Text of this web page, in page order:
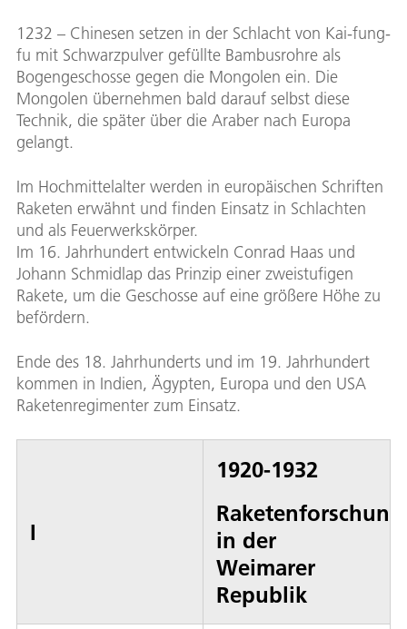
auf
1232 – Chinesen setzen in der Schlacht von Kai-fung-
fu mit Schwarzpulver gefüllte Bambusrohre als
Bogengeschosse gegen die Mongolen ein. Die
Mongolen übernehmen bald darauf selbst diese
Technik, die später über die Araber nach Europa
gelangt.
Im Hochmittelalter werden in europäischen Schriften
Raketen erwähnt und finden Einsatz in Schlachten
und als Feuerwerkskörper.
Im 16. Jahrhundert entwickeln Conrad Haas und
Johann Schmidlap das Prinzip einer zweistufigen
Rakete, um die Geschosse auf eine größere Höhe zu
befördern.
Ende des 18. Jahrhunderts und im 19. Jahrhundert
kommen in Indien, Ägypten, Europa und den USA
Raketenregimenter zum Einsatz.
I
1920-1932
Raketenforschung
in der
Weimarer
Republik